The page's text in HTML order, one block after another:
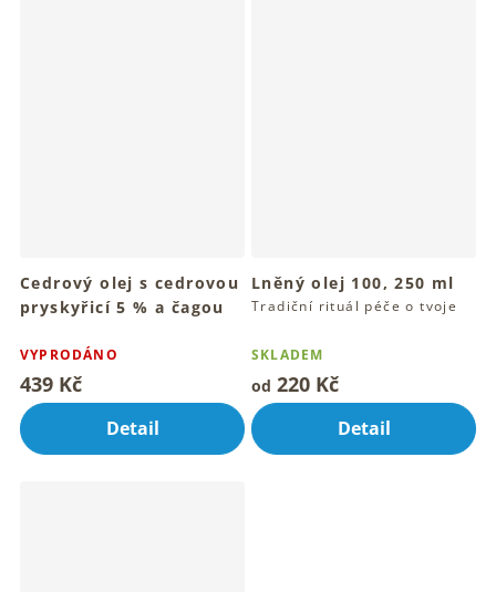
Cedrový olej s cedrovou
pryskyřicí 5 % a čagou
Tradiční rituál sibiřského
cedru a čagy
VYPRODÁNO
439 Kč
Detail
Lněný olej 100, 250 ml
Tradiční rituál péče o tvoje
SKLADEM
od 220 Kč
Detail